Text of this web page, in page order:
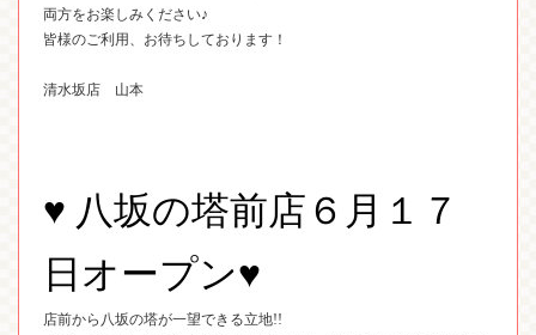
両方をお楽しみください♪
皆様のご利用、お待ちしております！
清水坂店 山本
♥ 八坂の塔前店６月１７
日オープン♥
店前から八坂の塔が一望できる立地!!